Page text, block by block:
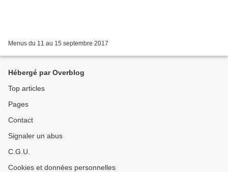
Menus du 11 au 15 septembre 2017
Hébergé par Overblog
Top articles
Pages
Contact
Signaler un abus
C.G.U.
Cookies et données personnelles